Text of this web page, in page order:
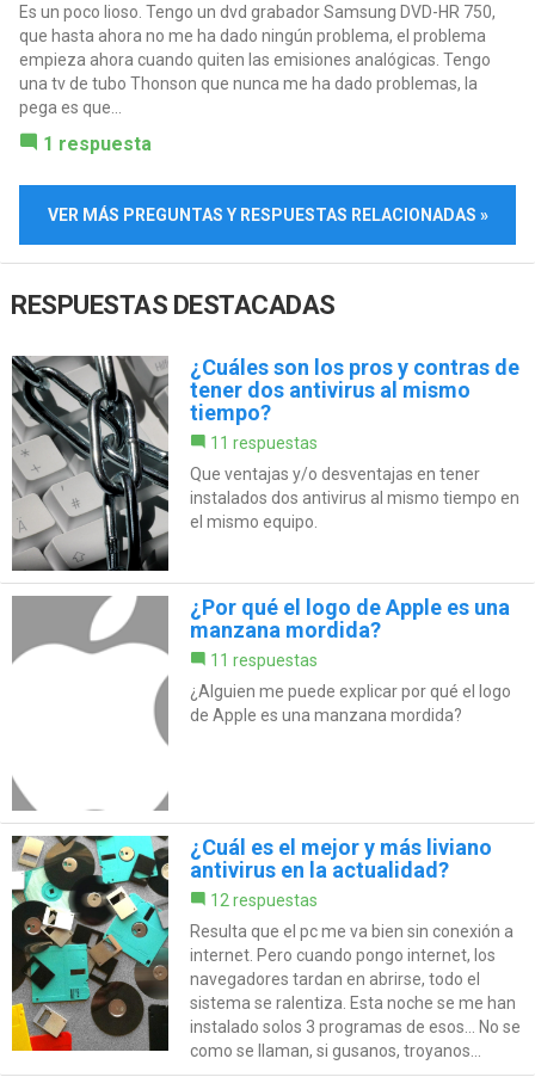
Es un poco lioso. Tengo un dvd grabador Samsung DVD-HR 750,
que hasta ahora no me ha dado ningún problema, el problema
empieza ahora cuando quiten las emisiones analógicas. Tengo
una tv de tubo Thonson que nunca me ha dado problemas, la
pega es que...
1 respuesta
VER MÁS PREGUNTAS Y RESPUESTAS RELACIONADAS »
RESPUESTAS DESTACADAS
¿Cuáles son los pros y contras de
tener dos antivirus al mismo
tiempo?
11 respuestas
Que ventajas y/o desventajas en tener
instalados dos antivirus al mismo tiempo en
el mismo equipo.
¿Por qué el logo de Apple es una
manzana mordida?
11 respuestas
¿Alguien me puede explicar por qué el logo
de Apple es una manzana mordida?
¿Cuál es el mejor y más liviano
antivirus en la actualidad?
12 respuestas
Resulta que el pc me va bien sin conexión a
internet. Pero cuando pongo internet, los
navegadores tardan en abrirse, todo el
sistema se ralentiza. Esta noche se me han
instalado solos 3 programas de esos... No se
como se llaman, si gusanos, troyanos...